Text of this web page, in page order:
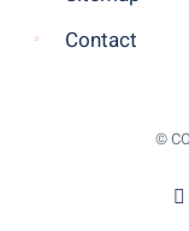
Contact
©